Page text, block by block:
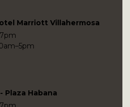
Marriott Villahermosa
Plaza Habana